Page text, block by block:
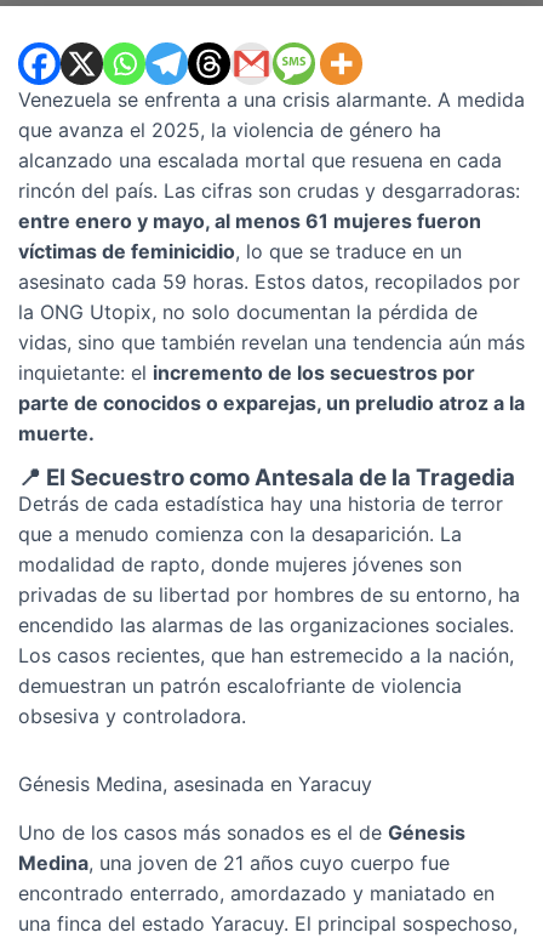
Venezuela se enfrenta a una crisis alarmante. A medida
que avanza el 2025, la violencia de género ha
alcanzado una escalada mortal que resuena en cada
rincón del país. Las cifras son crudas y desgarradoras:
entre enero y mayo, al menos 61 mujeres fueron
víctimas de feminicidio, lo que se traduce en un
asesinato cada 59 horas. Estos datos, recopilados por
la ONG Utopix, no solo documentan la pérdida de
vidas, sino que también revelan una tendencia aún más
inquietante: el incremento de los secuestros por
parte de conocidos o exparejas, un preludio atroz a la
muerte.
📍 El Secuestro como Antesala de la Tragedia
Detrás de cada estadística hay una historia de terror
que a menudo comienza con la desaparición. La
modalidad de rapto, donde mujeres jóvenes son
privadas de su libertad por hombres de su entorno, ha
encendido las alarmas de las organizaciones sociales.
Los casos recientes, que han estremecido a la nación,
demuestran un patrón escalofriante de violencia
obsesiva y controladora.
Génesis Medina, asesinada en Yaracuy
Uno de los casos más sonados es el de Génesis
Medina, una joven de 21 años cuyo cuerpo fue
encontrado enterrado, amordazado y maniatado en
una finca del estado Yaracuy. El principal sospechoso,